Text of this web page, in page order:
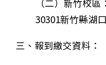
（二）新竹校
30301新竹縣湖
三、報到繳交資料：